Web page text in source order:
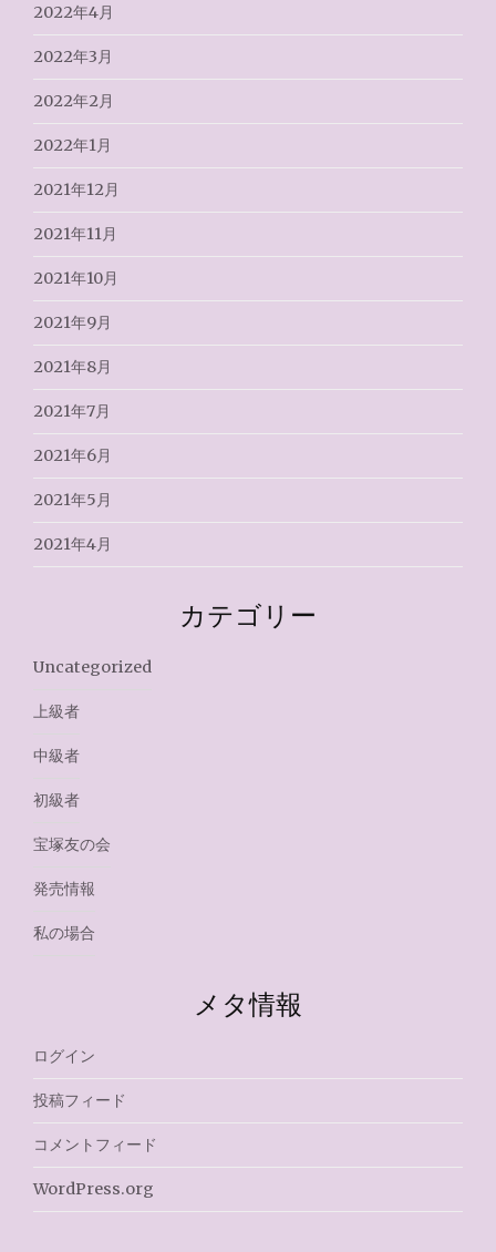
2022年4月
2022年3月
2022年2月
2022年1月
2021年12月
2021年11月
2021年10月
2021年9月
2021年8月
2021年7月
2021年6月
2021年5月
2021年4月
カテゴリー
Uncategorized
上級者
中級者
初級者
宝塚友の会
発売情報
私の場合
メタ情報
ログイン
投稿フィード
コメントフィード
WordPress.org